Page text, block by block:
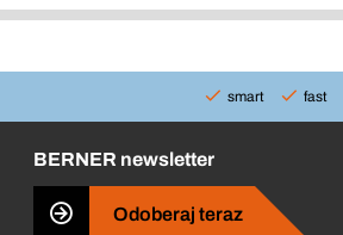
smart fast
BERNER newsletter
Odoberaj teraz